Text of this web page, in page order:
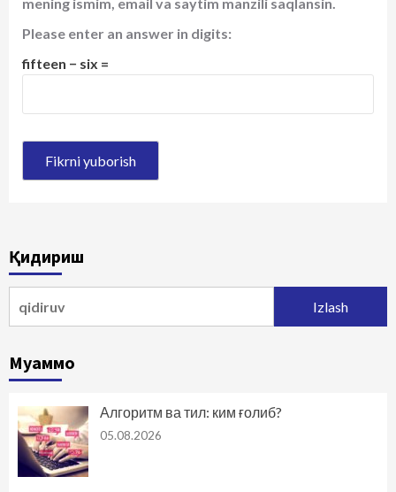
Please enter an answer in digits:
fifteen − six =
Қидириш
Муаммо
Алгоритм ва тил: ким ғолиб?
05.08.2026